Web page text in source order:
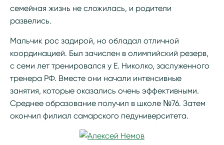
семейная жизнь не сложилась, и родители
развелись.
Мальчик рос задирой, но обладал отличной
координацией. Был зачислен в олимпийский резерв,
с семи лет тренировался у Е. Николко, заслуженного
тренера РФ. Вместе они начали интенсивные
занятия, которые оказались очень эффективными.
Среднее образование получил в школе №76. Затем
окончил филиал самарского педуниверситета.